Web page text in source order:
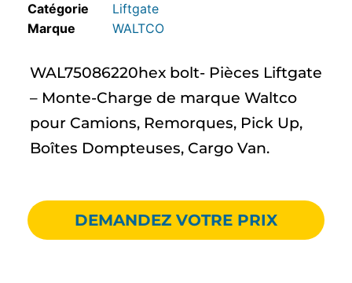
Catégorie
Liftgate
WALTCO
WAL75086220hex bolt- Pièces Liftgate
– Monte-Charge de marque Waltco
pour Camions, Remorques, Pick Up,
Boîtes Dompteuses, Cargo Van.
DEMANDEZ VOTRE PRIX